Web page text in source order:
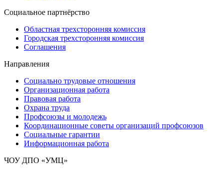
Социальное партнёрство
Областная трехсторонняя комиссия
Городская трехсторонняя комиссия
Соглашения
Направления
Социально трудовые отношения
Организационная работа
Правовая работа
Охрана труда
Профсоюзы и молодежь
Координационные советы организаций профсоюзов
Социальные гарантии
Информационная работа
ЧОУ ДПО «УМЦ»